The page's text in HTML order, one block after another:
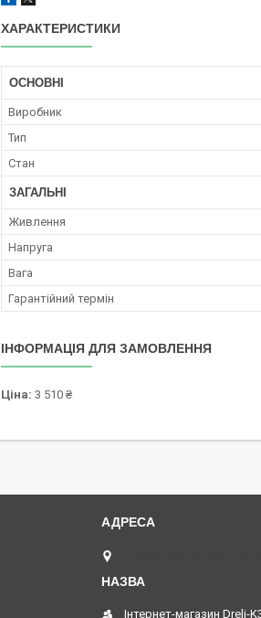
ХАРАКТЕРИСТИКИ
ОСНОВНІ
Виробник
Тип
Стан
ЗАГАЛЬНІ
Живлення
Напруга
Вага
Гарантійний термін
ІНФОРМАЦІЯ ДЛЯ ЗАМОВЛЕННЯ
Ціна: 3 510 ₴
Інтернет-магазин Dreli-